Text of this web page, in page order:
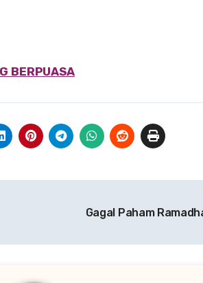
BERPUASA
Gagal Paham